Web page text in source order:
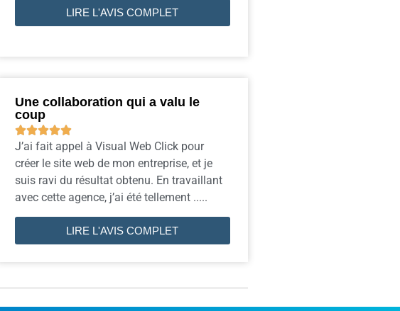
LIRE L'AVIS COMPLET
Une collaboration qui a valu le
coup

J’ai fait appel à Visual Web Click pour
créer le site web de mon entreprise, et je
suis ravi du résultat obtenu. En travaillant
avec cette agence, j’ai été tellement .....
LIRE L'AVIS COMPLET